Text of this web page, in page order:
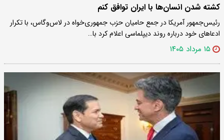
کشته شدن انسان‌ها با ایران توافق کنم
رئیس‌جمهور آمریکا در جمع حامیان حزب جمهوری‌خواه در لاس‌وگاس، با تکرار
ادعاهای خود درباره روند دیپلماسی اعلام کرد با…
۱۵ مرداد ۱۴۰۵